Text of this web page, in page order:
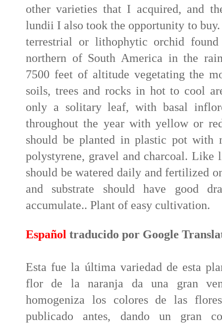
other varieties that I acquired, and
lundii I also took the opportunity to
terrestrial or lithophytic orchid
northern of South America in the
7500 feet of altitude vegetating the
soils, trees and rocks in hot to cool
only a solitary leaf, with basal
throughout the year with yellow or
should be planted in plastic pot with
polystyrene, gravel and charcoal.
should be watered daily and fertilized
and substrate should have good
accumulate.. Plant of easy cultivation.
Español traducido por Google
Esta fue la última variedad de esta
flor de la naranja da una gran
homogeniza los colores de las
publicado antes, dando un gran